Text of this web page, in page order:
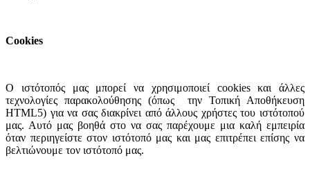
Cookies
Ο ιστότοπός μας μπορεί να χρησιμοποιεί cookies και άλλες
τεχνολογίες παρακολούθησης (όπως την Τοπική Αποθήκευση
HTML5) για να σας διακρίνει από άλλους χρήστες του ιστότοπού
μας. Αυτό μας βοηθά στο να σας παρέχουμε μια καλή εμπειρία
όταν περιηγείστε στον ιστότοπό μας και μας επιτρέπει επίσης να
βελτιώνουμε τον ιστότοπό μας.